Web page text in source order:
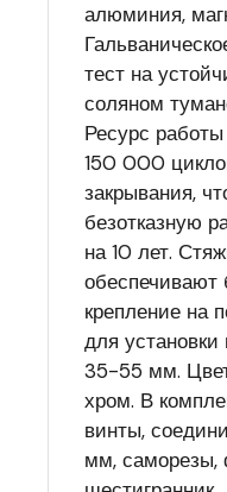
алюминия,
тест на
соляном
Ресурс
150 000
закрывания,
безотказную
на 10 лет.
обеспечивают
крепление на
для
35-55 мм.
хром. В
винты,
мм,